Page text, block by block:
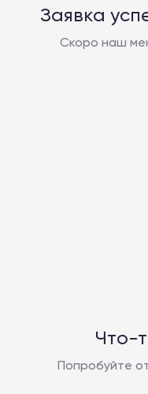
Заявка
Скоро наш
Что-
Попробуйте